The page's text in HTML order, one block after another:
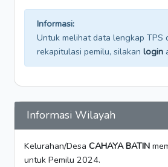
Informasi:
Untuk melihat data lengkap TPS
rekapitulasi pemilu, silakan login
Informasi Wilayah
Kelurahan/Desa CAHAYA BATIN
untuk Pemilu 2024.